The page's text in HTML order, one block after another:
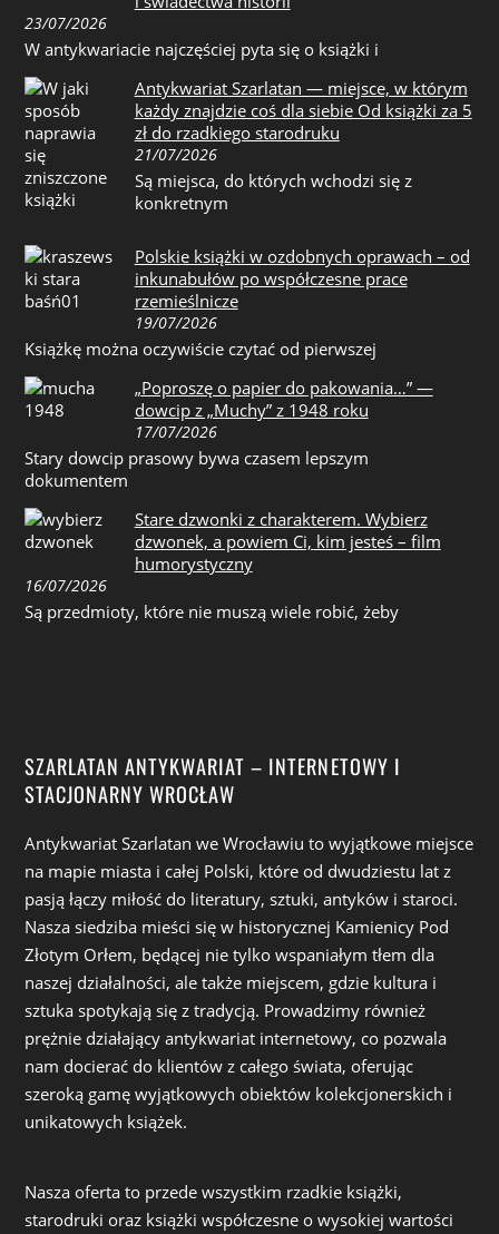
23/07/2026
W antykwariacie najczęściej pyta się o książki i
Antykwariat Szarlatan — miejsce, w którym
każdy znajdzie coś dla siebie Od książki za 5
zł do rzadkiego starodruku
21/07/2026
Są miejsca, do których wchodzi się z
konkretnym
Polskie książki w ozdobnych oprawach – od
inkunabułów po współczesne prace
rzemieślnicze
19/07/2026
Książkę można oczywiście czytać od pierwszej
„Poproszę o papier do pakowania…” —
dowcip z „Muchy” z 1948 roku
17/07/2026
Stary dowcip prasowy bywa czasem lepszym
dokumentem
Stare dzwonki z charakterem. Wybierz
dzwonek, a powiem Ci, kim jesteś – film
humorystyczny
16/07/2026
Są przedmioty, które nie muszą wiele robić, żeby
SZARLATAN ANTYKWARIAT – INTERNETOWY I
STACJONARNY WROCŁAW
Antykwariat Szarlatan we Wrocławiu to wyjątkowe miejsce
na mapie miasta i całej Polski, które od dwudziestu lat z
pasją łączy miłość do literatury, sztuki, antyków i staroci.
Nasza siedziba mieści się w historycznej Kamienicy Pod
Złotym Orłem, będącej nie tylko wspaniałym tłem dla
naszej działalności, ale także miejscem, gdzie kultura i
sztuka spotykają się z tradycją. Prowadzimy również
prężnie działający antykwariat internetowy, co pozwala
nam docierać do klientów z całego świata, oferując
szeroką gamę wyjątkowych obiektów kolekcjonerskich i
unikatowych książek.
Nasza oferta to przede wszystkim rzadkie książki,
starodruki oraz książki współczesne o wysokiej wartości